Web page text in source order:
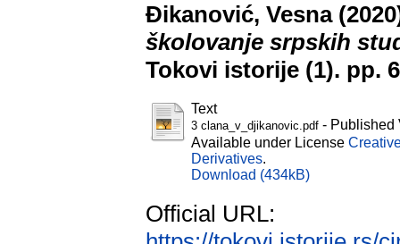
Đikanović, Vesna
školovanje srpskih
Tokovi istorije (1). pp.
Text
3 clana_v_djikanovic.pdf - Published
Available under License
Derivatives.
Download (434kB)
Official URL: